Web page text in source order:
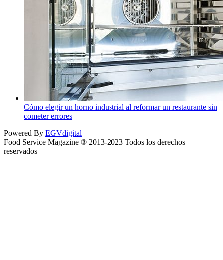
Cómo elegir un horno industrial al reformar un restaurante sin
cometer errores
Powered By EGVdigital
Food Service Magazine ® 2013-2023 Todos los derechos
reservados